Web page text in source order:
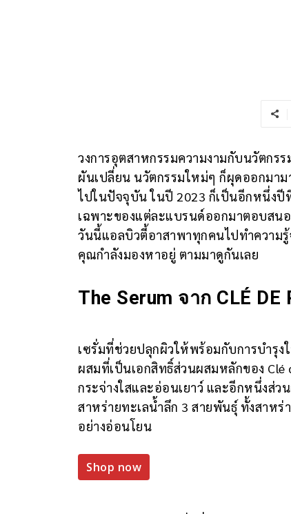
วงการอุตสาหกรรมความงามกับนวัตกร
ผันเปลี่ยน นวัตกรรมใหม่ๆ ก็ผุดออกมา
ไปในปัจจุบัน ในปี 2023 ก็เป็นอีกหนึ่งปี
เฉพาะของแต่ละแบรนด์ออกมาตอบสน
วันนี้แอลบิวตี้อาสาพาทุกคนไปทำความ
คุณกำลังมองหาอยู่ ตามมาดูกันเลย
The Serum จาก CLÉ DE
เซรั่มที่ช่วยปลุกผิวให้พร้อมกับการบำรุ
ผสมที่เป็นเอกสิทธิ์ส่วนผสมหลักของ
กระจ่างใสและอ่อนเยาว์ และอีกหนึ่งส่
สาหร่ายทะเลน้ำลึก 3 สายพันธุ์ ทั้งสาห
อย่างอ่อนโยน
Shop now